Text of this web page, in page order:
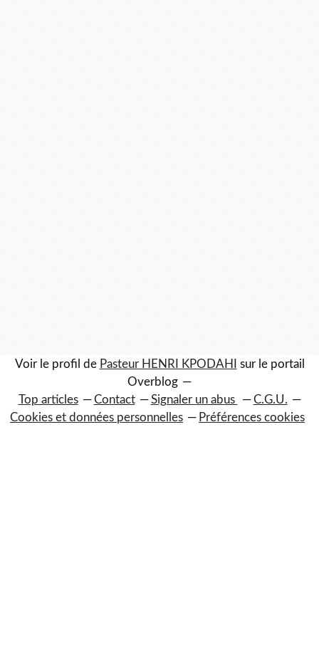
Voir le profil de Pasteur HENRI KPODAHI
sur le portail
Overblog
Top articles
Contact Signaler un abus
C.G.U.
Cookies et données personnelles
Préférences cookies